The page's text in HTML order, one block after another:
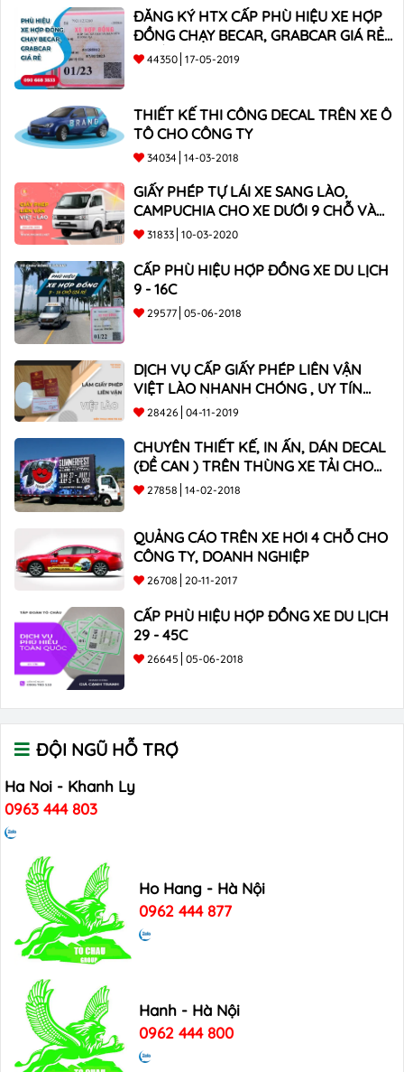
ĐĂNG KÝ HTX CẤP PHÙ HIỆU XE HỢP
ĐỒNG CHẠY BECAR, GRABCAR GIÁ RẺ
NHẤT
44350 17-05-2019
THIẾT KẾ THI CÔNG DECAL TRÊN XE Ô
TÔ CHO CÔNG TY
34034 14-03-2018
GIẤY PHÉP TỰ LÁI XE SANG LÀO,
CAMPUCHIA CHO XE DƯỚI 9 CHỖ VÀ
XE BÁN TẢI
31833 10-03-2020
CẤP PHÙ HIỆU HỢP ĐỒNG XE DU LỊCH
9 - 16C
29577 05-06-2018
DỊCH VỤ CẤP GIẤY PHÉP LIÊN VẬN
VIỆT LÀO NHANH CHÓNG , UY TÍN
TOÀN QUỐC
28426 04-11-2019
CHUYÊN THIẾT KẾ, IN ẤN, DÁN DECAL
(ĐỀ CAN ) TRÊN THÙNG XE TẢI CHO
CÔNG TY
27858 14-02-2018
QUẢNG CÁO TRÊN XE HƠI 4 CHỖ CHO
CÔNG TY, DOANH NGHIỆP
26708 20-11-2017
CẤP PHÙ HIỆU HỢP ĐỒNG XE DU LỊCH
29 - 45C
26645 05-06-2018
ĐỘI NGŨ HỖ TRỢ
Ha Noi - Khanh Ly
0963 444 803
Ho Hang - Hà Nội
0962 444 877
Hanh - Hà Nội
0962 444 800